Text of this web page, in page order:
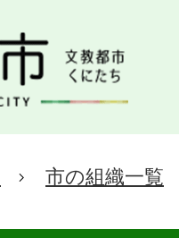
市の組織一覧